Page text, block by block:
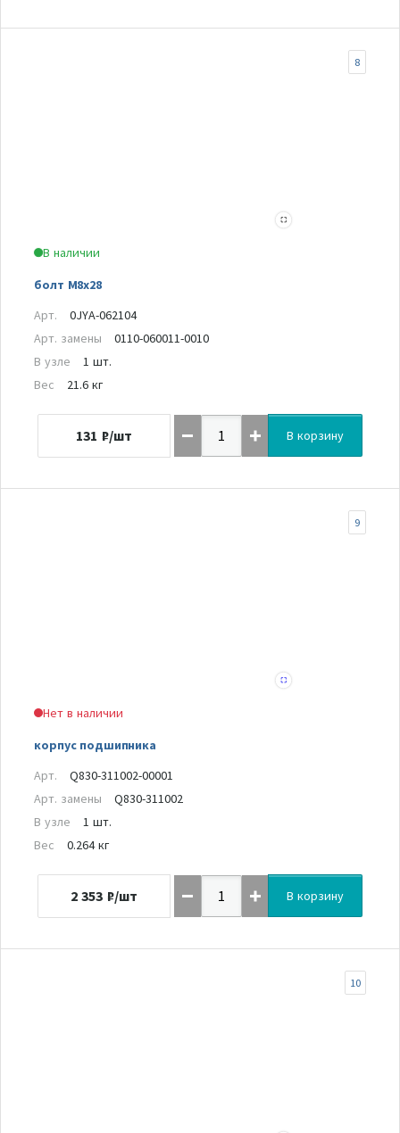
В наличии
болт М8х28
8
Арт.
0JYA-062104
Арт. замены
0110-060011-0010
В узле
1 шт.
Вес
21.6 кг
131 ₽/шт В корзину
Нет в наличии
корпус подшипника
9
Арт.
Q830-311002-00001
Арт. замены
Q830-311002
В узле
1 шт.
Вес
0.264 кг
2 353 ₽/шт В корзину
10